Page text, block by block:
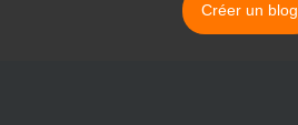
Créer un blog